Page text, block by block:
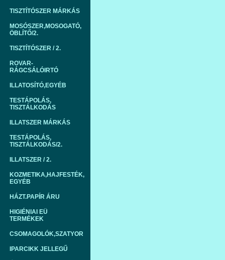
TISZTÍTÓSZER MÁRKÁS
MOSÓSZER,MOSOGATÓ,
ÖBLÍTŐ/2.
TISZTÍTÓSZER / 2.
ROVAR-
RÁGCSÁLÓIRTÓ
ILLATOSÍTÓ,EGYÉB
TESTÁPOLÁS,
TISZTÁLKODÁS
ILLATSZER MÁRKÁS
TESTÁPOLÁS,
TISZTÁLKODÁS/2.
ILLATSZER / 2.
KOZMETIKA,HAJFESTÉK,
EGYÉB
HÁZT.PAPÍR ÁRU
HIGIÉNIAI EÜ
TERMÉKEK
CSOMAGOLÓK,SZATYOR
IPARCIKK JELLEGŰ